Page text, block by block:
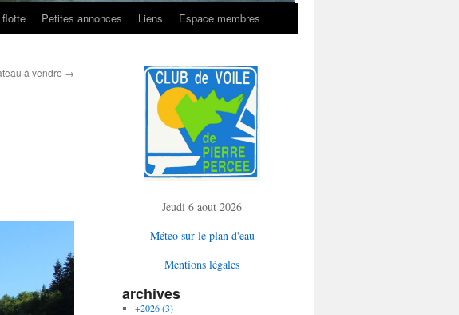
flotte Petites annonces Liens Espace membres
à vendre →
Jeudi 6 aout 2026
Méteo sur le plan d'eau
Mentions légales
archives
+2026(3)